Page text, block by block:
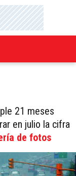
21 meses
en julio la cifra
de fotos